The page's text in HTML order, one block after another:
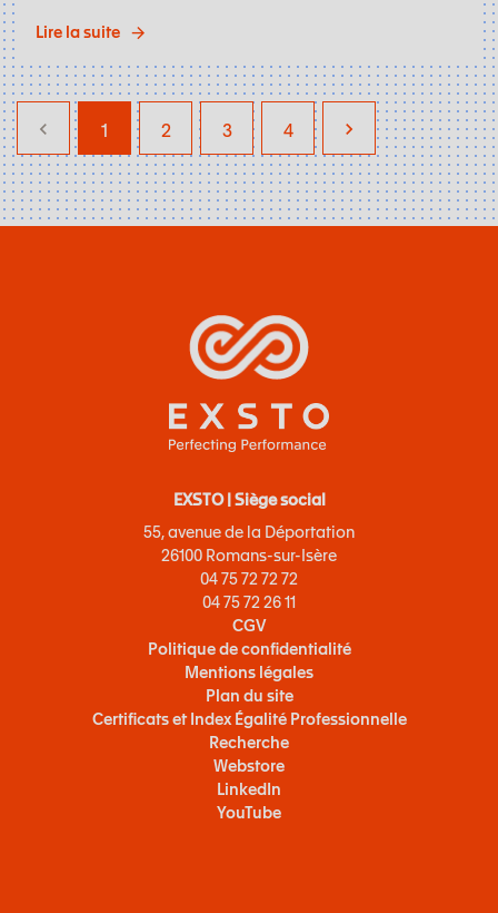
Lire la suite
1 2 3 4
EXSTO | Siège social
55, avenue de la Déportation
26100 Romans-sur-Isère
04 75 72 72 72
04 75 72 26 11
CGV
Politique de confidentialité
Mentions légales
Plan du site
Certificats et Index Égalité Professionnelle
Recherche
Webstore
LinkedIn
YouTube